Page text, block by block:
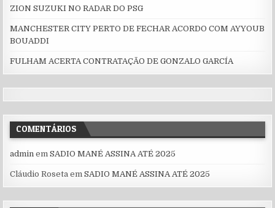
ZION SUZUKI NO RADAR DO PSG
MANCHESTER CITY PERTO DE FECHAR ACORDO COM AYYOUB
BOUADDI
FULHAM ACERTA CONTRATAÇÃO DE GONZALO GARCÍA
COMENTÁRIOS
admin emSADIO MANÉ ASSINA ATÉ 2025
Cláudio Roseta emSADIO MANÉ ASSINA ATÉ 2025